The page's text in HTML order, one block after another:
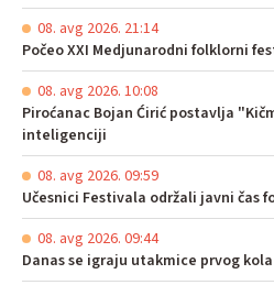
08. avg 2026. 21:14
Počeo XXI Medjunarodni folklorni
08. avg 2026. 10:08
Piroćanac Bojan Ćirić postavlja
inteligenciji
08. avg 2026. 09:59
Učesnici Festivala održali javni čas
08. avg 2026. 09:44
Danas se igraju utakmice prvog